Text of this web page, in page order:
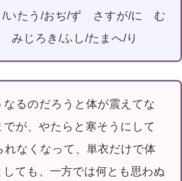
いたう/おぢ/ず さすが/に む
みじろき/ふし/たまへ/り
るのだろうと体が震えてな
が、やたらと寒そうにして
なくなって、単衣だけで体
ても、一方では何とも思わぬ